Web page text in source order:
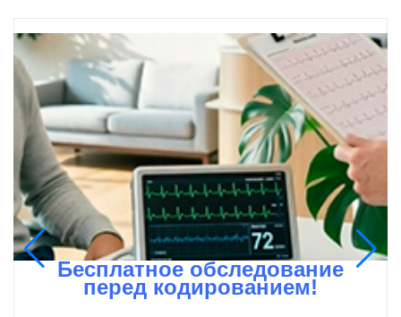
Бесплатное обследование
перед кодированием!